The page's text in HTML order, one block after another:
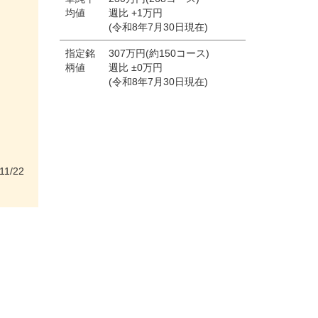
22
均値
週比 +1万円
(令和8年7月30日現在)
指定銘
柄値
307万円(約150コース)
週比 ±0万円
(令和8年7月30日現在)